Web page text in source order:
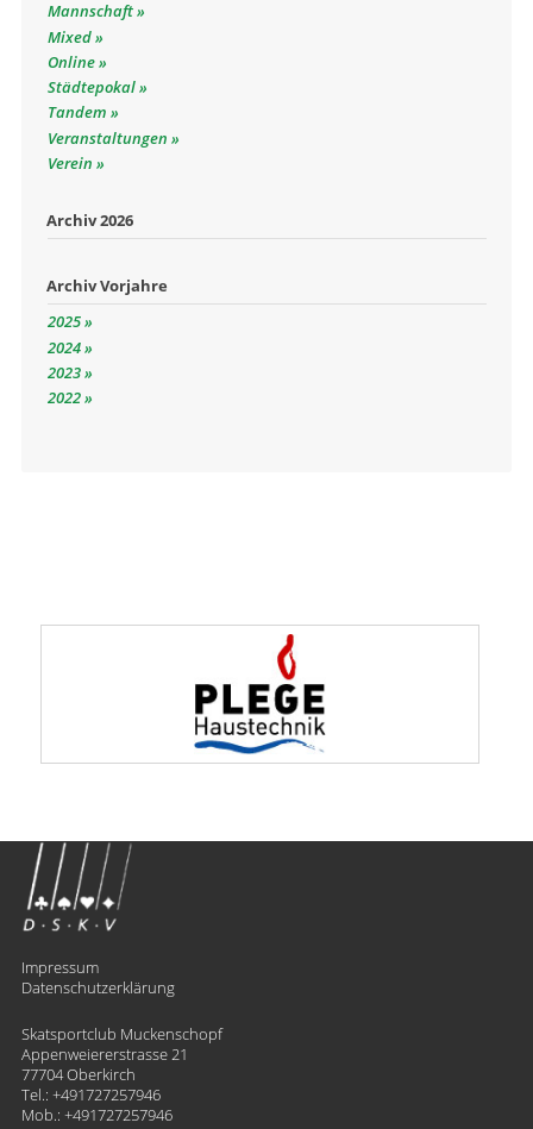
Mannschaft
Mixed
Online
Städtepokal
Tandem
Veranstaltungen
Verein
Archiv 2026
Archiv Vorjahre
2025
2024
2023
2022
Impressum
Datenschutzerklärung
Skatsportclub Muckenschopf
Appenweiererstrasse 21
77704 Oberkirch
Tel.: +491727257946
Mob.: +491727257946